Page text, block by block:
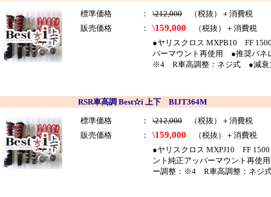
標準価格 ： \212,000 （税抜）＋消費税
販売価格
： \159,000 （税抜）＋消費税
●ヤリスクロス MXPB10 FF
パーマウント再使用 ●推奨バネ
※4 R車高調整：ネジ式 ●減衰
RSR車高調 Best☆i 上下 BIJT364M
標準価格 ： \212,000 （税抜）＋消費税
販売価格
： \159,000 （税抜）＋消費税
●ヤリスクロス MXPJ10 FF
ント純正アッパーマウント再
ー調整：※4 R車高調整：ネジ